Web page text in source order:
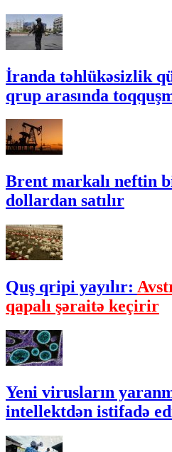
İranda təhlükəsizlik
qrup arasında
Brent markalı neftin
dollardan satılır
Quş qripi yayılır:
qapalı şəraitə keçirir
Yeni virusların
intellektdən istifadə